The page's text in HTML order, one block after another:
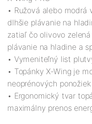
• Ružová alebo modrá
dlhšie plávanie na
zatiaľ čo olivovo
plávanie na hladine a
• Vymeniteľný list
• Topánky X-Wing je
neoprénových ponožiek
• Ergonomický tvar
maximálny prenos